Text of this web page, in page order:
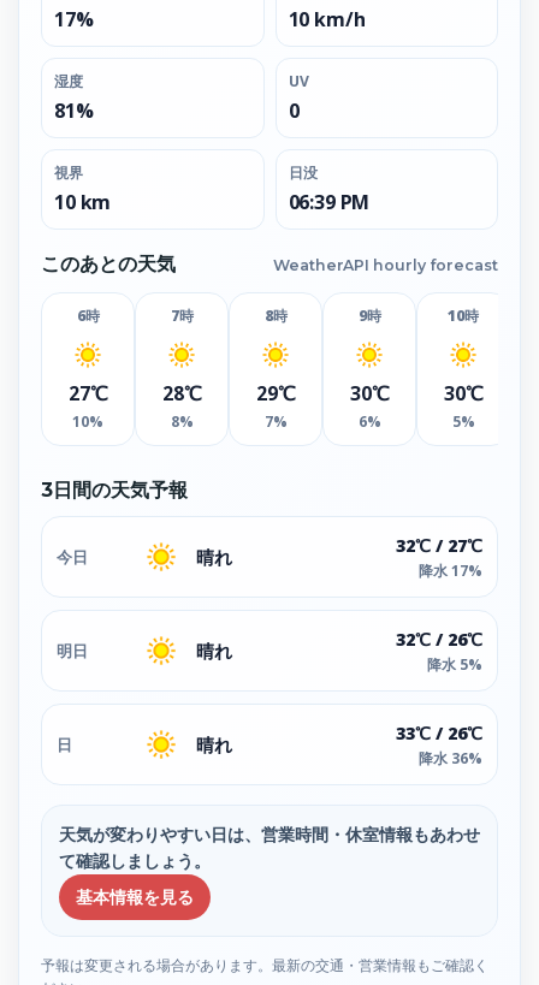
17% 10 km/h
湿度
81%
UV
0
視界
10 km
日没
06:39 PM
このあとの天気 WeatherAPI hourly forecast
6時
27℃
10%
7時
28℃
8%
8時
29℃
7%
9時
30℃
6%
10時
30℃
5%
3日間の天気予報
今日 晴れ 32℃ / 27℃
降水 17%
明日 晴れ 32℃ / 26℃
降水 5%
日 晴れ 33℃ / 26℃
降水 36%
天気が変わりやすい日は、営業時間・休室情報もあわせ
て確認しましょう。
基本情報を見る
予報は変更される場合があります。最新の交通・営業情報もご確認く